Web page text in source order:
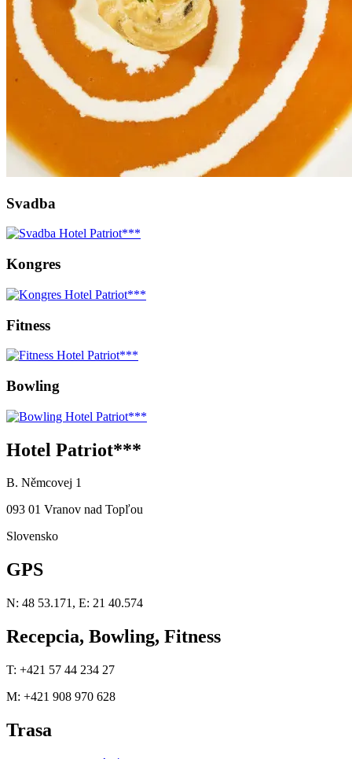
Svadba
Kongres
Fitness
Bowling
Hotel Patriot***
B. Němcovej 1
093 01 Vranov nad Topľou
Slovensko
GPS
N: 48 53.171, E: 21 40.574
Recepcia, Bowling, Fitness
T: +421 57 44 234 27
M: +421 908 970 628
Trasa